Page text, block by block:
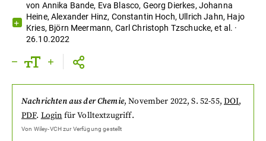
von Annika Bande, Eva Blasco, Georg Dierkes, Johanna
Heine,Alexander Hinz, Constantin Hoch, Ullrich Jahn, Hajo
Kries, Björn Meermann, Carl Christoph Tzschucke,et al. ·
26.10.2022
Nachrichten aus der Chemie,November 2022, S. 52-55, DOI,
PDF. Login für Volltextzugriff.
Von Wiley-VCHzur Verfügung gestellt